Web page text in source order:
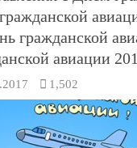
гражданской
авиации
1,502